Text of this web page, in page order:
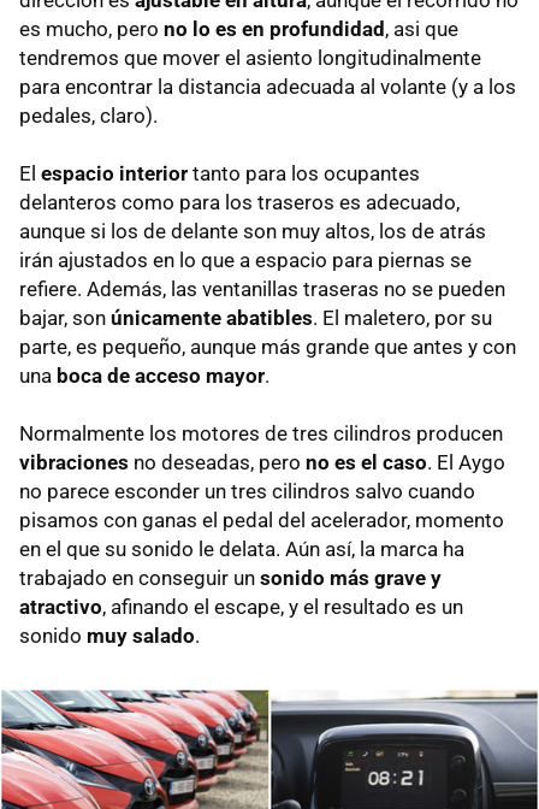
es mucho, pero no lo es en profundidad , asi que
tendremos que mover el asiento longitudinalmente
para encontrar la distancia adecuada al volante (y a los
pedales, claro).
El espacio interior tanto para los ocupantes
delanteros como para los traseros es adecuado,
aunque si los de delante son muy altos, los de atrás
irán ajustados en lo que a espacio para piernas se
refiere. Además, las ventanillas traseras no se pueden
bajar, son únicamente abatibles. El maletero, por su
parte, es pequeño, aunque más grande que antes y con
una boca de acceso mayor.
Normalmente los motores de tres cilindros producen
vibraciones no deseadas, pero no es el caso. El Aygo
no parece esconder un tres cilindros salvo cuando
pisamos con ganas el pedal del acelerador, momento
en el que su sonido le delata. Aún así, la marca ha
trabajado en conseguir un sonido más grave y
atractivo, afinando el escape, y el resultado es un
sonido muy salado.